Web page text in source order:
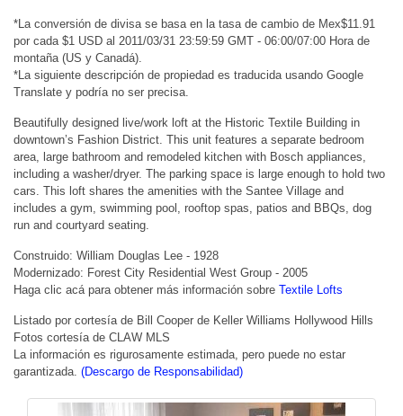
*La conversión de divisa se basa en la tasa de cambio de Mex$11.91
por cada $1 USD al 2011/03/31 23:59:59 GMT - 06:00/07:00 Hora de
montaña (US y Canadá).
*La siguiente descripción de propiedad es traducida usando Google
Translate y podría no ser precisa.
Beautifully designed live/work loft at the Historic Textile Building in
downtown’s Fashion District. This unit features a separate bedroom
area, large bathroom and remodeled kitchen with Bosch appliances,
including a washer/dryer. The parking space is large enough to hold two
cars. This loft shares the amenities with the Santee Village and
includes a gym, swimming pool, rooftop spas, patios and BBQs, dog
run and courtyard seating.
Construido: William Douglas Lee - 1928
Modernizado: Forest City Residential West Group - 2005
Haga clic acá para obtener más información sobre Textile Lofts
Listado por cortesía de Bill Cooper de Keller Williams Hollywood Hills
Fotos cortesía de CLAW MLS
La información es rigurosamente estimada, pero puede no estar
garantizada. (Descargo de Responsabilidad)